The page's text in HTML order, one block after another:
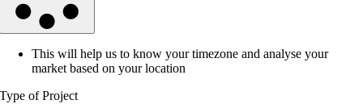
This will help us to know your timezone and analyse your
market based on your location
Type of Project